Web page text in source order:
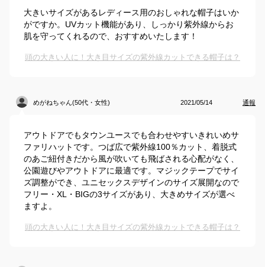
大きいサイズがあるレディース用のおしゃれな帽子はいか
がですか。UVカット機能があり、しっかり紫外線からお
肌を守ってくれるので、おすすめいたします！
頭の大きい人に！大き目サイズの紫外線カットできる帽子は？
めがねちゃん(50代・女性) 2021/05/14 通報
アウトドアでもタウンユースでも合わせやすいきれいめサ
ファリハットです。つば広で紫外線100％カット、着脱式
のあご紐付きだから風が吹いても飛ばされる心配がなく、
公園遊びやアウトドアに最適です。マジックテープでサイ
ズ調整ができ、ユニセックスデザインのサイズ展開なので
フリー・XL・BIGの3サイズがあり、大きめサイズが選べ
ますよ。
頭の大きい人に！大き目サイズの紫外線カットできる帽子は？